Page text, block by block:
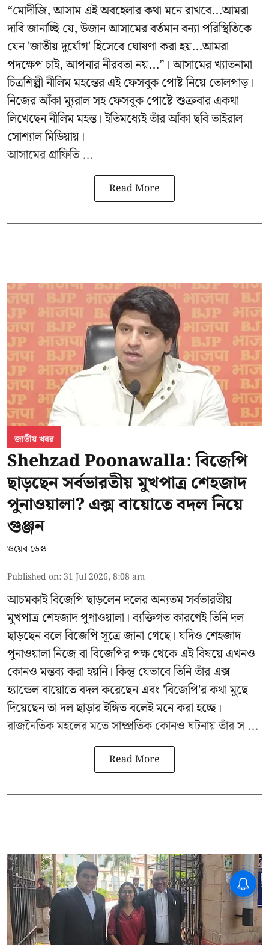
“মোদীজি, আসাম এই অবহেলার কথা মনে রাখবে...আমরা
দাবি জানাচ্ছি যে, উজান আসামের বর্তমান বন্যা পরিস্থিতিকে
যেন 'জাতীয় দুর্যোগ' হিসেবে ঘোষণা করা হয়...আমরা
পদক্ষেপ চাই, আপনার নীরবতা নয়...”। আসামের খ্যাতনামা
চিত্রশিল্পী নীলিম মহন্তের এই ফেসবুক পোষ্ট নিয়ে তোলপাড়।
নিজের আঁকা ম্যুরাল সহ ফেসবুক পোষ্টে শুক্রবার একথা
লিখেছেন নীলিম মহন্ত। ইতিমধ্যেই তাঁর আঁকা ছবি ভাইরাল
সোশ্যাল মিডিয়ায়।
আসামের গ্রাফিতি ...
Read More
জাতীয় খবর
Shehzad Poonawalla: বিজেপি
ছাড়ছেন সর্বভারতীয় মুখপাত্র শেহজাদ
পুনাওয়ালা? এক্স বায়োতে বদল নিয়ে
গুঞ্জন
ওয়েব ডেস্ক
Published on: 31 Jul 2026, 8:08 am
আচমকাই বিজেপি ছাড়লেন দলের অন্যতম সর্বভারতীয়
মুখপাত্র শেহজাদ পুণাওয়ালা। ব্যক্তিগত কারণেই তিনি দল
ছাড়ছেন বলে বিজেপি সূত্রে জানা গেছে। যদিও শেহজাদ
পুনাওয়ালা নিজে বা বিজেপির পক্ষ থেকে এই বিষয়ে এখনও
কোনও মন্তব্য করা হয়নি। কিন্তু যেভাবে তিনি তাঁর এক্স
হ্যান্ডেল বায়োতে বদল করেছেন এবং 'বিজেপি'র কথা মুছে
দিয়েছেন তা দল ছাড়ার ইঙ্গিত বলেই মনে করা হচ্ছে।
রাজনৈতিক মহলের মতে সাম্প্রতিক কোনও ঘটনায় তাঁর স ...
Read More
CPIM: ৬০ লক্ষ নাম বিবেচনাধীন রেখে
ভোট ঘোষণার প্রতিবাদ - আদালতের
দ্বারস্থ হবে সিপিআইএম